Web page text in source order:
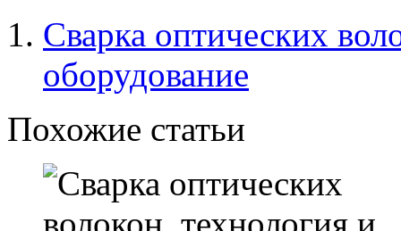
Сварка оптических
оборудование
Похожие статьи